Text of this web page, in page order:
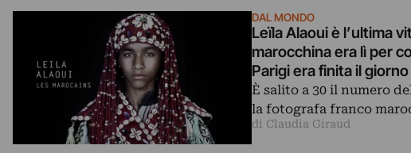
DAL MONDO
Leïla Alaoui è l’ultima
marocchina era lì per
Parigi era finita il
È salito a 30 il numero
la fotografa franco
di Claudia Giraud